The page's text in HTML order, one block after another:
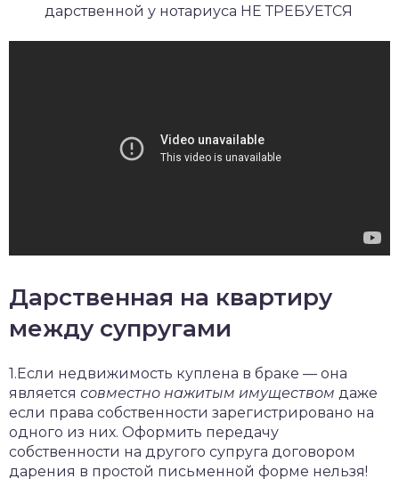
дарственной у нотариуса НЕ ТРЕБУЕТСЯ
Дарственная на квартиру
между супругами
1.Если недвижимость куплена в браке — она
является совместно нажитым имуществом даже
если права собственности зарегистрировано на
одного из них. Оформить передачу
собственности на другого супруга договором
дарения в простой письменной форме нельзя!